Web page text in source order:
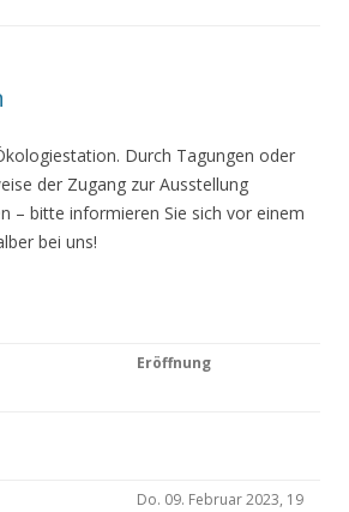
Durch Tagungen oder
der Zugang zur Ausstellung
– bitte informieren Sie sich vor einem
bei uns!
Eröffnung
Do. 09. Februar 2023, 19